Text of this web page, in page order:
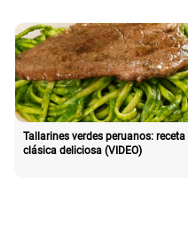
Tallarines verdes peruanos: receta
clásica deliciosa (VIDEO)